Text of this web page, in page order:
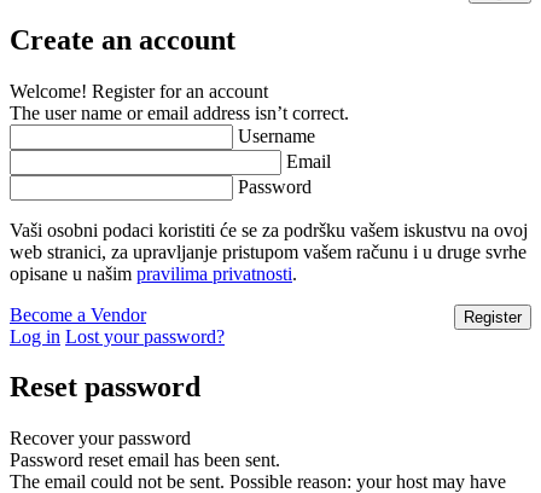
Create an account
Welcome! Register for an account
The user name or email address isn’t correct.
Username
Email
Password
Vaši osobni podaci koristiti će se za podršku vašem iskustvu na ovoj
web stranici, za upravljanje pristupom vašem računu i u druge svrhe
opisane u našim pravilima privatnosti.
Become a Vendor
Log in Lost your password?
Reset password
Recover your password
Password reset email has been sent.
The email could not be sent. Possible reason: your host may have